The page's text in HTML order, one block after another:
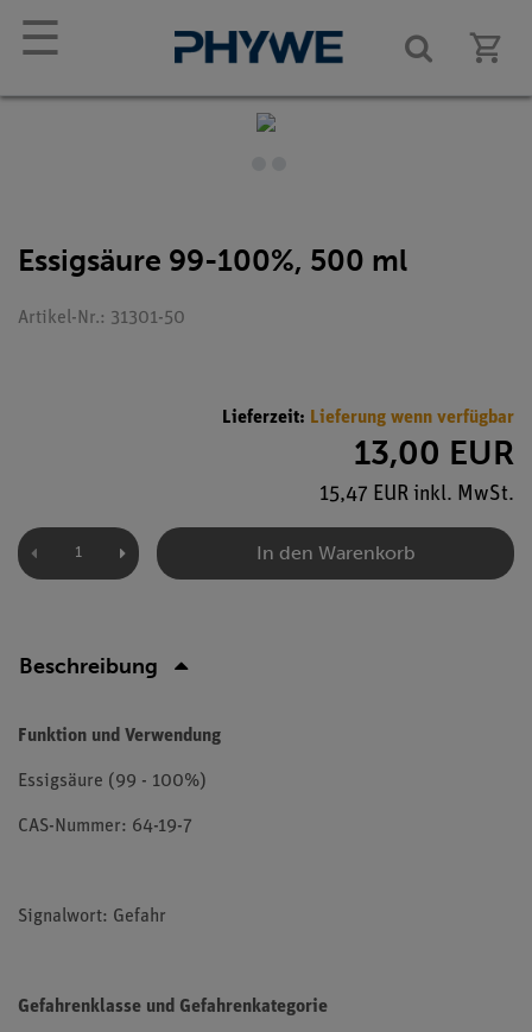
☰
Essigsäure 99-100%, 500 ml
Artikel-Nr.: 31301-50
Lieferzeit: Lieferung wenn verfügbar
13,00 EUR
15,47 EUR inkl. MwSt.
In den Warenkorb
Beschreibung
Funktion und Verwendung
Essigsäure (99 - 100%)
CAS-Nummer: 64-19-7
Signalwort: Gefahr
Gefahrenklasse und Gefahrenkategorie